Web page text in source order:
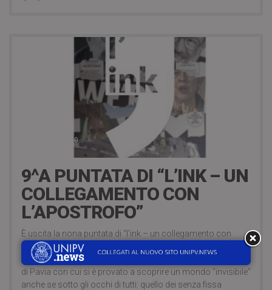
7 Dicembre 2020
9^A PUNTATA DI “L’INK – UN
COLLEGAMENTO CON
L’APOSTROFO”
È uscita la nona puntata di “l’ink – un collegamento con
l’apostrofo”, un podcast di Antonio Emmanuello e Claudia
Agrestino. Ospite della puntata, don Dario Crotti della Caritas
di Pavia con cui si è provato a scoprire un mondo “invisibile”
anche se sotto gli occhi di tutti: quello dei senza fissa